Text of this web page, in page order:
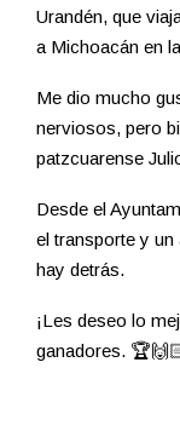
Urandén, que
a Michoacán en
Me dio mucho
nerviosos, pero
patzcuarense
Desde el
el transporte y
hay detrás.
¡Les deseo lo
ganadores.